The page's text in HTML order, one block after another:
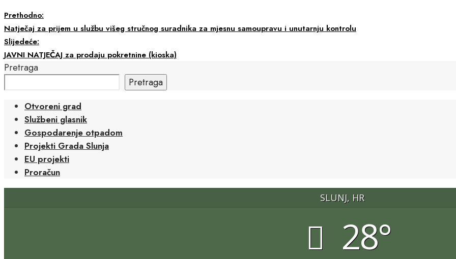
Prethodno:
Natječaj za prijem u službu višeg stručnog suradnika za mjesnu samoupravu i unutarnju kontrolu
Slijedeće:
JAVNI NATJEČAJ za prodaju pokretnine (kioska)
Pretraga
Pretraga
Otvoreni grad
Službeni glasnik
Gospodarenje otpadom
Projekti Grada Slunja
EU projekti
Proračun
SLUNJ, HR
28°